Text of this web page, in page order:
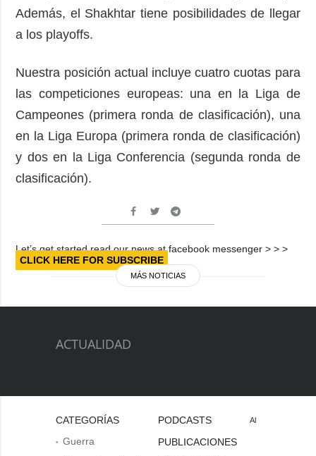
Además, el Shakhtar tiene posibilidades de llegar
a los playoffs.
Nuestra posición actual incluye cuatro cuotas para
las competiciones europeas: una en la Liga de
Campeones (primera ronda de clasificación), una
en la Liga Europa (primera ronda de clasificación)
y dos en la Liga Conferencia (segunda ronda de
clasificación).
Let’s get started read our news at facebook messenger > > >
CLICK HERE FOR SUBSCRIBE
MÁS NOTICIAS
ACTUALIDAD
CATEGORÍAS
Guerra
PODCASTS
PUBLICACIONES
Al